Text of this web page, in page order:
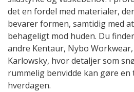
det en fordel med materialer,
bevarer formen, samtidig med
behageligt mod huden. Du
andre Kentaur, Nybo
Karlowsky, hvor detaljer som
rummelig benvidde kan gøre en
hverdagen.